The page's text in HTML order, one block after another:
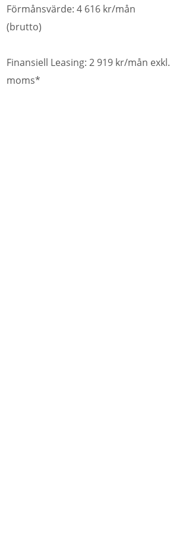
Förmånsvärde: 4 616 kr/mån
(brutto)
Finansiell Leasing: 2 919 kr/mån exkl.
moms*